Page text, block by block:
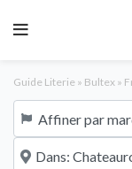
Guide Literie » Bultex »
Affiner par marque
À proximité de